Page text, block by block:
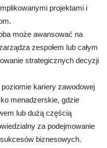
projektami i
może awansować na
zespołem lub całym
strategicznych decyzji
kariery zawodowej
menadżerskie, gdzie
lub dużą częścią
za podejmowanie
biznesowych.